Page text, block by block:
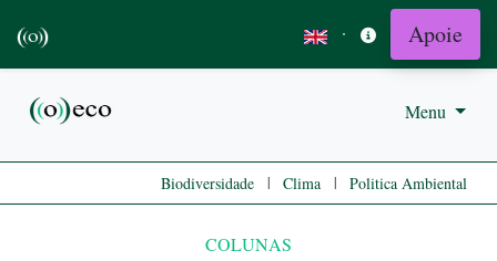
· Apoie
Menu
Biodiversidade | Clima | Politica Ambiental
COLUNAS